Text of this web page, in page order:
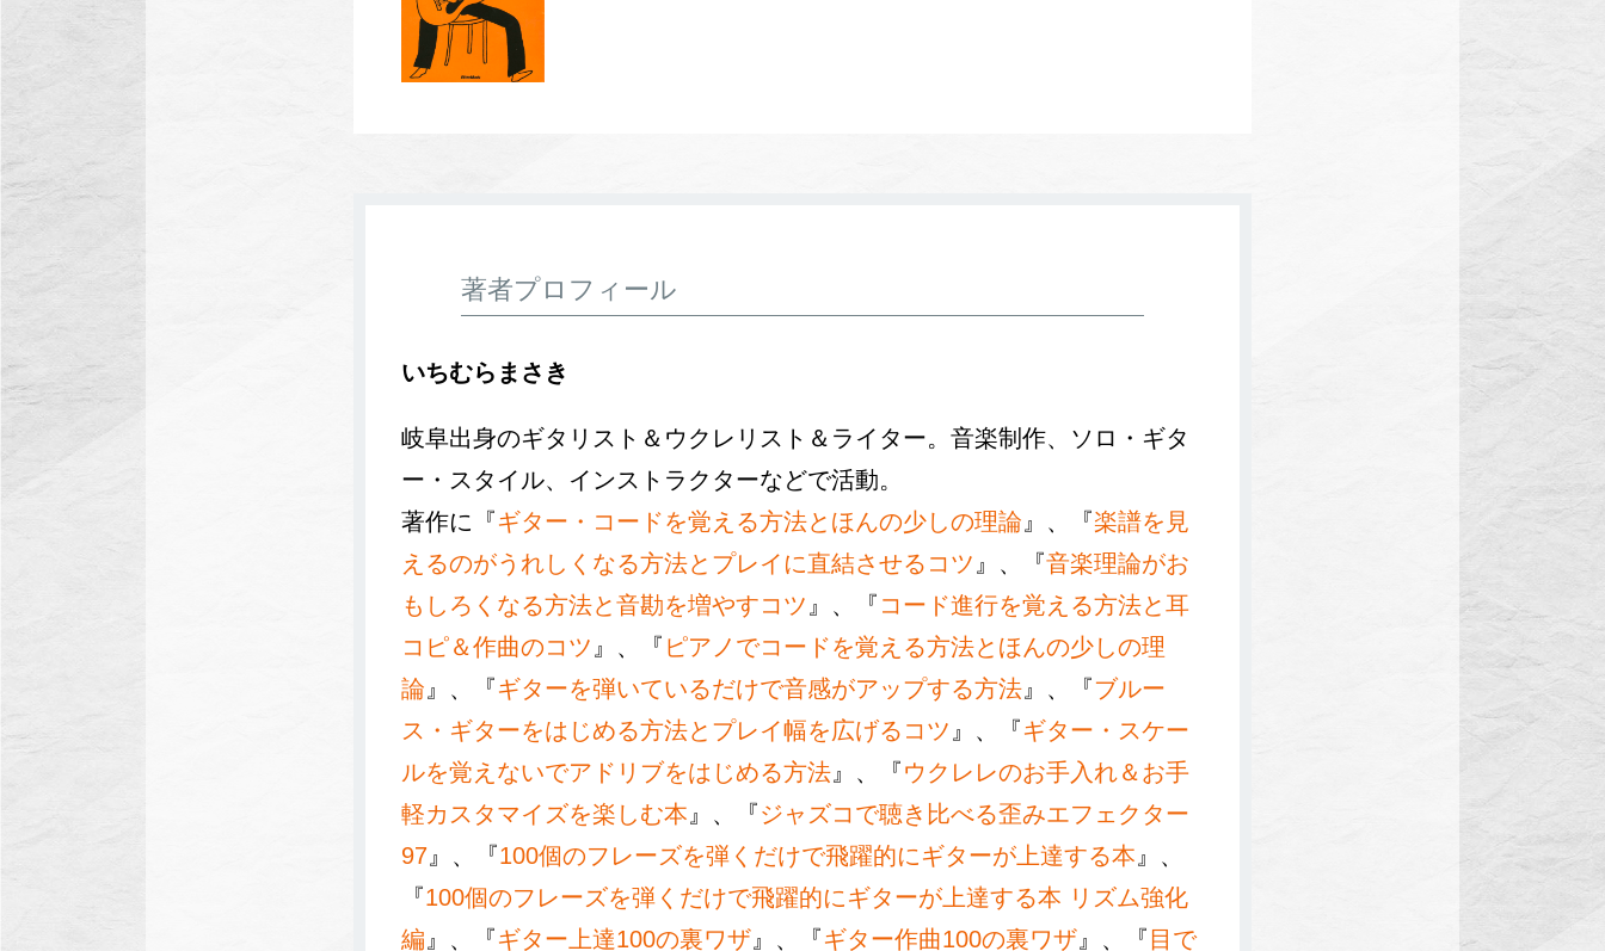
著者プロフィール
いちむらまさき
岐阜出身のギタリスト＆ウクレリスト＆ライター。音楽制作、ソロ・ギタ
ー・スタイル、インストラクターなどで活動。
著作に『ギター・コードを覚える方法とほんの少しの理論 』、『楽譜を見
えるのがうれしくなる方法とプレイに直結させるコツ 』、『音楽理論がお
もしろくなる方法と音勘を増やすコツ 』、『 コード進行を覚える方法と耳
コピ＆作曲のコツ 』、『 ピアノでコードを覚える方法とほんの少しの理
論 』、『ギターを弾いているだけで音感がアップする方法 』、『ブルー
ス・ギターをはじめる方法とプレイ幅を広げるコツ 』、『ギター・スケー
ルを覚えないでアドリブをはじめる方法 』、『ウクレレのお手入れ＆お手
軽カスタマイズを楽しむ本 』、『ジャズコで聴き比べる歪みエフェクター
97 』、『100個のフレーズを弾くだけで飛躍的にギターが上達する本 』、
『100個のフレーズを弾くだけで飛躍的にギターが上達する本 リズム強化
編 』、『ギター上達100の裏ワザ 』、『ギター作曲100の裏ワザ 』、『 目で